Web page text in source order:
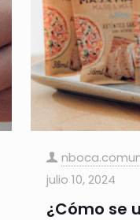
julio 10, 2024
¿Cómo se